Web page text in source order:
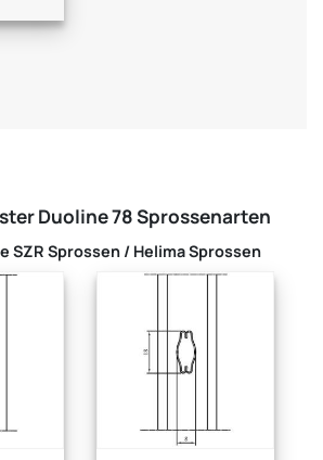
Duoline 78 Sprossenarten
SZR Sprossen / Helima Sprossen